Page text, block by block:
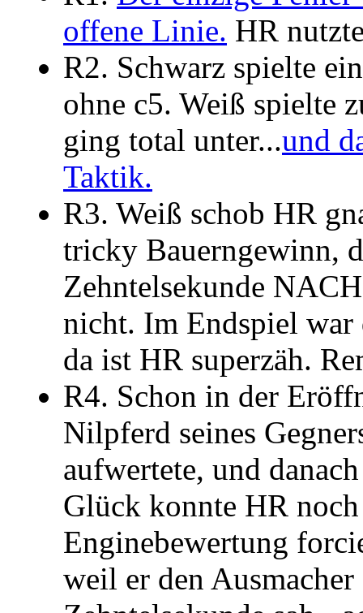
offene Linie. HR
R2. Schwarz spielte
ohne c5. Weiß spielte
ging total unter...und
Taktik.
R3. Weiß schob HR
tricky Bauerngewinn,
Zehntelsekunde
nicht. Im Endspiel war
da ist HR superzäh.
R4. Schon in der
Nilpferd seines
aufwertete, und
Glück konnte HR
Enginebewertung
weil er den